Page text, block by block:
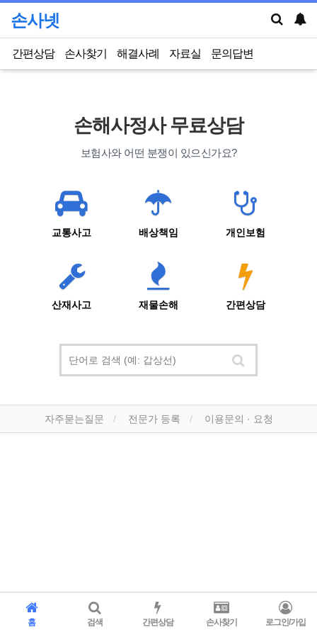
손사넷
간편상담 손사찾기 해결사례 자료실 문의답변
손해사정사 무료상담
보험사와 어떤 분쟁이 있으신가요?
교통사고 배상책임 개인보험
산재사고 재물손해 간편상담
자주묻는질문 전문가 등록 이용문의 · 요청
홈 검색 간편상담 손사찾기 로그인/가입